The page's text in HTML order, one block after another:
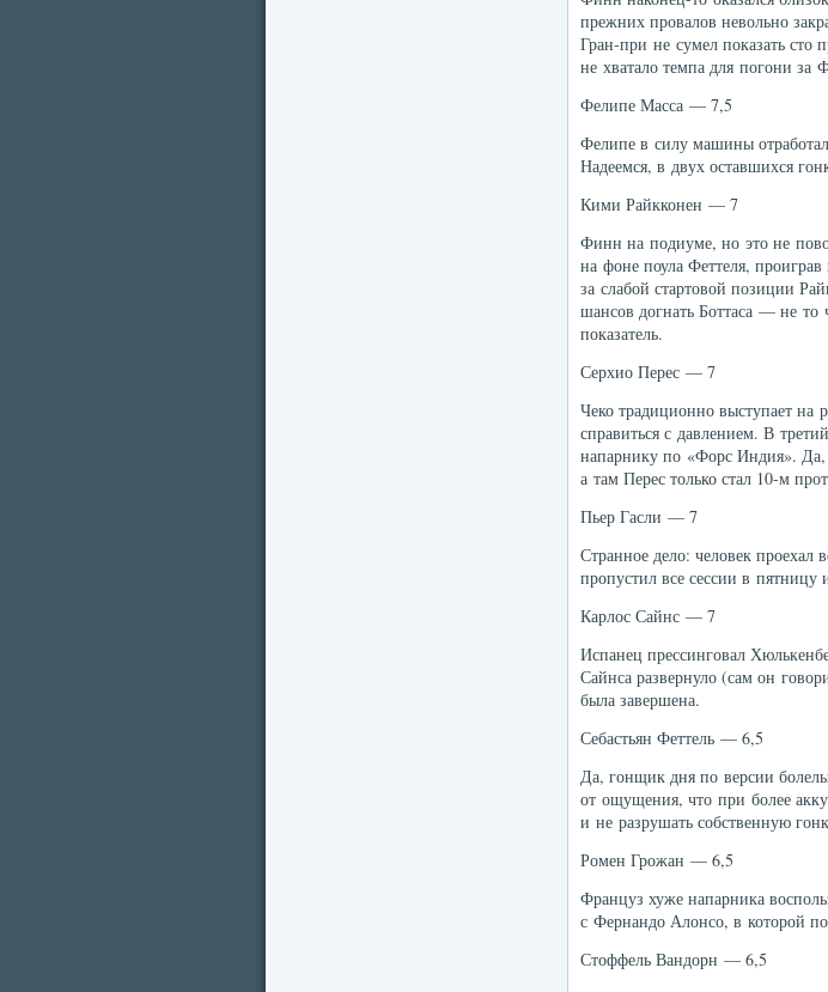
прежних провалов невольно
Гран-при не сумел показать сто
не хватало темпа для погони за
Фелипе Масса — 7,5
Фелипе в силу машины
Надеемся, в двух оставшихся
Кими Райкконен — 7
Финн на подиуме, но это не
на фоне поула Феттеля,
за слабой стартовой позиции
шансов догнать Боттаса — не
показатель.
Серхио Перес — 7
Чеко традиционно выступает
справиться с давлением. В
напарнику по «Форс Индия».
а там Перес только стал 10-м
Пьер Гасли — 7
Странное дело: человек проехал
пропустил все сессии в
Карлос Сайнс — 7
Испанец прессинговал
Сайнса развернуло (сам он
была завершена.
Себастьян Феттель — 6,5
Да, гонщик дня по версии
от ощущения, что при более
и не разрушать собственную
Ромен Грожан — 6,5
Француз хуже напарника
с Фернандо Алонсо, в которой
Стоффель Вандорн — 6,5